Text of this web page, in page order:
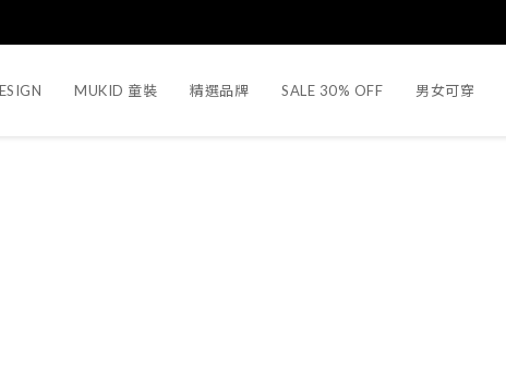
MUKID 童裝 精選品牌 SALE 30% OFF 男女可穿